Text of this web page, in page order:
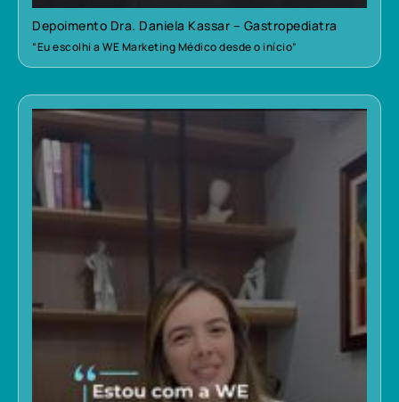
Depoimento Dra. Daniela Kassar – Gastropediatra
“Eu escolhi a WE Marketing Médico desde o início”